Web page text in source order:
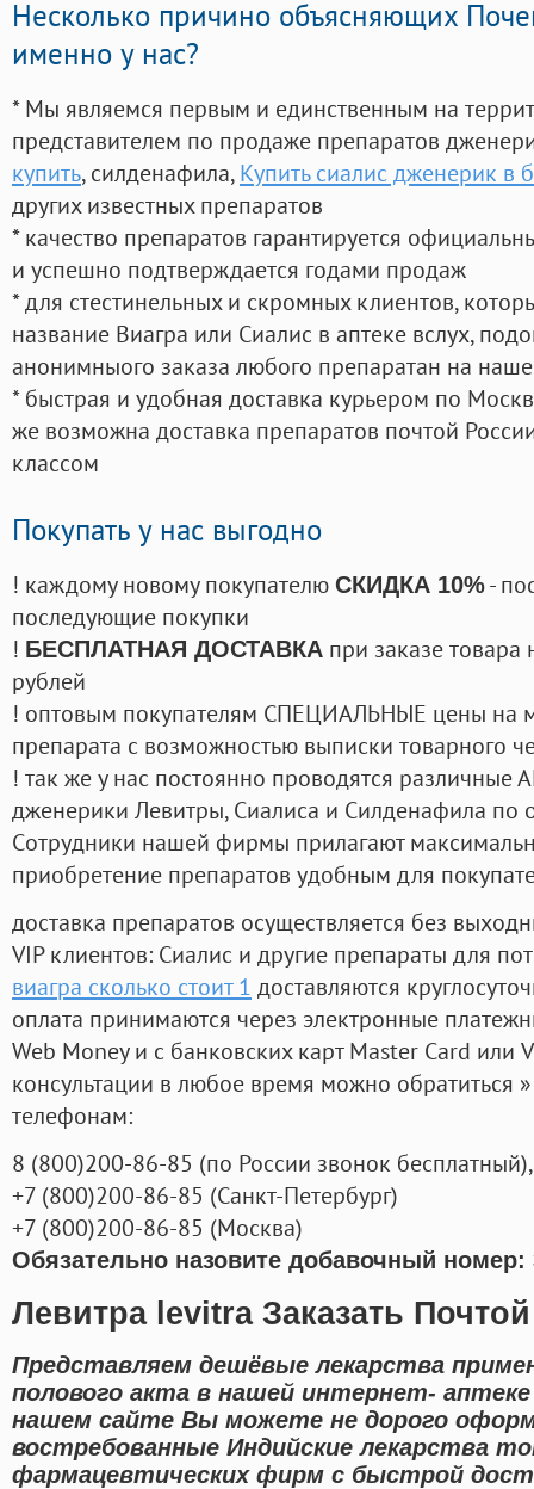
Несколько причино объясняющих
именно у нас?
* Мы являемся первым и единственным на
представителем по продаже препаратов
купить, силденафила, Купить сиалис дженерик в
других известных препаратов
* качество препаратов гарантируется
и успешно подтверждается годами продаж
* для стестинельных и скромных клиентов,
название Виагра или Сиалис в аптеке вслух,
анонимныого заказа любого препаратан на
* быстрая и удобная доставка курьером по
же возможна доставка препаратов почтой
классом
Покупать у нас выгодно
! каждому новому покупателю СКИДКА 10%-
последующие покупки
! БЕСПЛАТНАЯ ДОСТАВКА при заказе
рублей
! оптовым покупателям СПЕЦИАЛЬНЫЕ цены на
препарата с возможностью выписки товарного
! так же у нас постоянно проводятся
дженерики Левитры, Сиалиса и Силденафила по
Cотрудники нашей фирмы прилагают
приобретение препаратов удобным для
доставка препаратов осуществляется без
VIP клиентов: Сиалис и другие препараты для
виагра сколько стоит 1 доставляются
оплата принимаются через электронные
Web Money и с банковских карт Master Card или
консультации в любое время можно обратиться
телефонам:
8 (800)200-86-85 (по России звонок бесплатный),
+7 (800)200-86-85 (Санкт-Петербург)
+7 (800)200-86-85 (Москва)
Обязательно назовите добавочный номер:
Левитра levitra Заказать
Представляем дешёвые лекарства
полового акта в нашей интернет-
нашем сайте Вы можете не дорого
востребованные Индийские лекарства
фармацевтических фирм с быстрой